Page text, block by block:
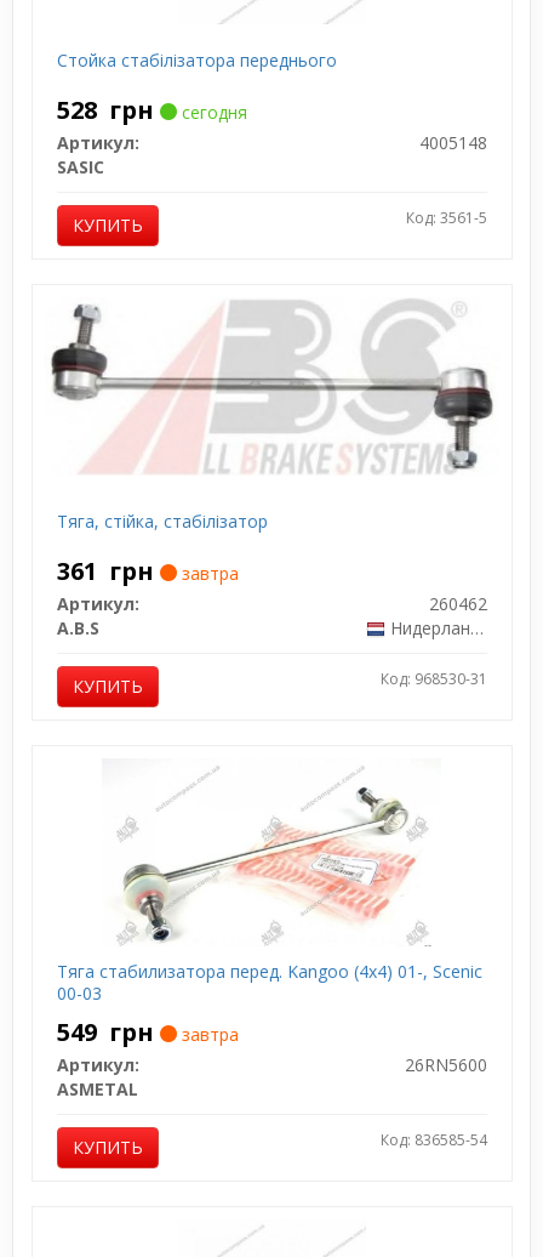
Стойка стабілізатора переднього
528 грн
сегодня
Артикул:
4005148
SASIC
КУПИТЬ Код: 3561-5
Тяга, стiйка, стабiлiзатор
361 грн
завтра
Артикул:
260462
A.B.S
Нидерланды
КУПИТЬ Код: 968530-31
Тяга cтабилизатора перед. Kangoo (4x4) 01-, Scenic
00-03
549 грн
завтра
Артикул:
26RN5600
ASMETAL
КУПИТЬ Код: 836585-54